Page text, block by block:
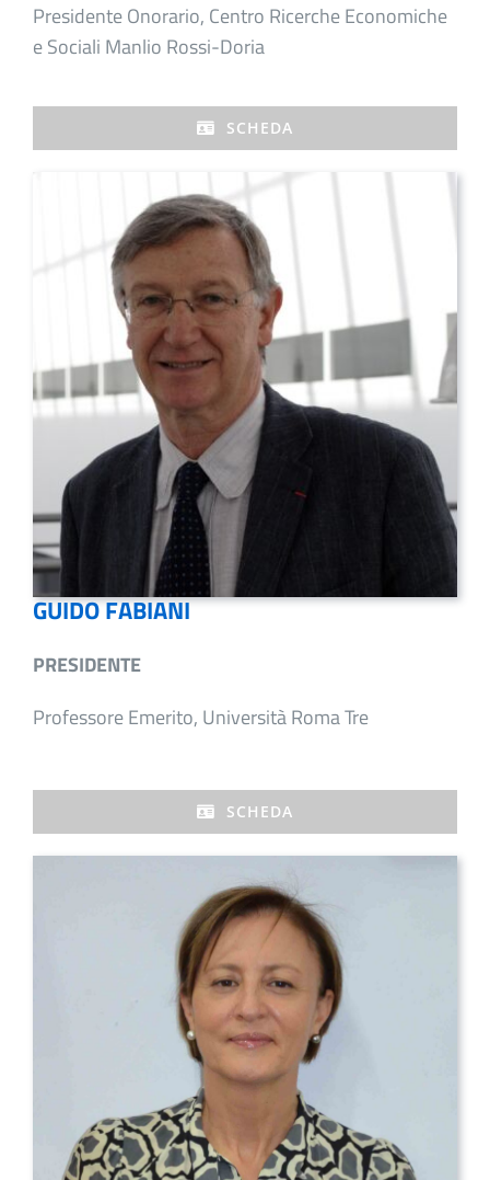
Presidente Onorario, Centro Ricerche Economiche
e Sociali Manlio Rossi-Doria
SCHEDA
GUIDO FABIANI
PRESIDENTE
Professore Emerito, Università Roma Tre
SCHEDA